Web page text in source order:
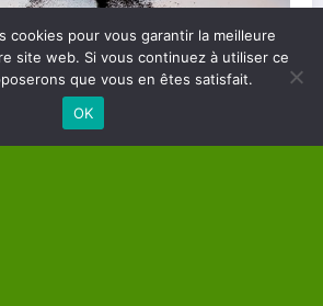
cookies pour vous garantir la meilleure
site web. Si vous continuez à utiliser ce
que vous en êtes satisfait.
OK